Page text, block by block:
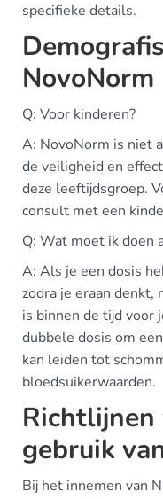
specifieke details.
NovoNorm
Q: Voor kinderen?
A: NovoNorm is niet
de veiligheid en
deze leeftijdsgroep.
consult met een
Q: Wat moet ik doen
A: Als je een dosis
zodra je eraan denkt,
is binnen de tijd voor
dubbele dosis om
kan leiden tot
bloedsuikerwaarden.
gebruik
Bij het innemen van